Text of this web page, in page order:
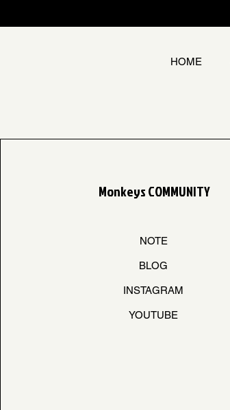
HOME
Monkeys COMMUNITY
NOTE
BLOG
INSTAGRAM
YOUTUBE